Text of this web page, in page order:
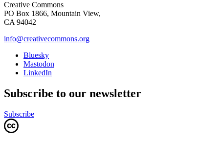
Creative Commons
PO Box 1866, Mountain View,
CA 94042
info@creativecommons.org
Bluesky
Mastodon
LinkedIn
Subscribe to our newsletter
Subscribe